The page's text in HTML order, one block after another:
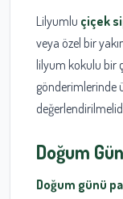
Lilyumlu çiçek
veya özel bir
lilyum kokulu bir
gönderimlerinde
Doğum
Doğum günü